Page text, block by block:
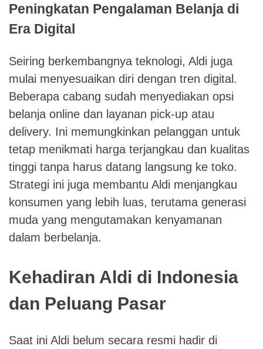
Peningkatan Pengalaman Belanja di
Era Digital
Seiring berkembangnya teknologi, Aldi juga
mulai menyesuaikan diri dengan tren digital.
Beberapa cabang sudah menyediakan opsi
belanja online dan layanan pick-up atau
delivery. Ini memungkinkan pelanggan untuk
tetap menikmati harga terjangkau dan kualitas
tinggi tanpa harus datang langsung ke toko.
Strategi ini juga membantu Aldi menjangkau
konsumen yang lebih luas, terutama generasi
muda yang mengutamakan kenyamanan
dalam berbelanja.
Kehadiran Aldi di Indonesia
dan Peluang Pasar
Saat ini Aldi belum secara resmi hadir di